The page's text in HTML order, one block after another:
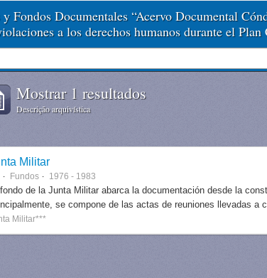
Fondos Documentales “Acervo Documental
a los derechos humanos durante el Plan
Mostrar 1 resultados
Descrição arquivística
Militar
Fundos 1976 - 1983
de la Junta Militar abarca la documentación desde la
se compone de las actas de reuniones llevadas a
Militar***